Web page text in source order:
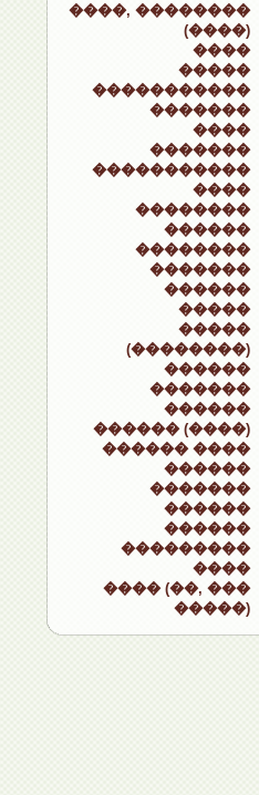
����, ��������
(����)
����
�����
�����������
�������
����
�������
�����������
����
��������
������
��������
�������
������
�����
�����
(��������)
������
�������
������
������ (����)
������ ����
������
�������
������
������
���������
����
���� (��, ���
�����)